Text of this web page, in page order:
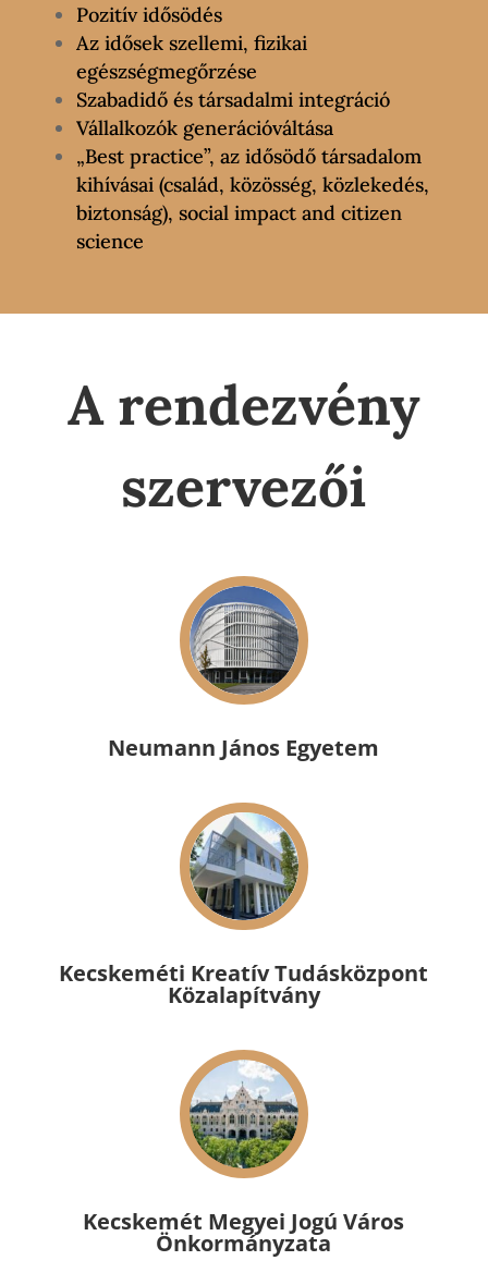
Pozitív idősödés
Az idősek szellemi, fizikai
egészségmegőrzése
Szabadidő és társadalmi integráció
Vállalkozók generációváltása
„Best practice”, az idősödő társadalom
kihívásai (család, közösség, közlekedés,
biztonság), social impact and citizen
science
A rendezvény
szervezői
Neumann János Egyetem
Kecskeméti Kreatív Tudásközpont
Közalapítvány
Kecskemét Megyei Jogú Város
Önkormányzata